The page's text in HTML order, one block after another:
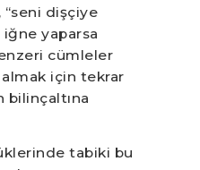
“seni dişçiye
yaparsa
cümleler
almak için tekrar
bilinçaltına
tabiki bu